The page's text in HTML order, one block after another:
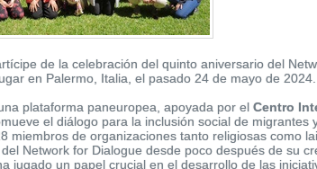
de la celebración del quinto aniversario del
en Palermo, Italia, el pasado 24 de mayo de 2024.
plataforma paneuropea, apoyada por el Centro
el diálogo para la inclusión social de migrantes
miembros de organizaciones tanto religiosas como
Network for Dialogue desde poco después de su
jugado un papel crucial en el desarrollo de las